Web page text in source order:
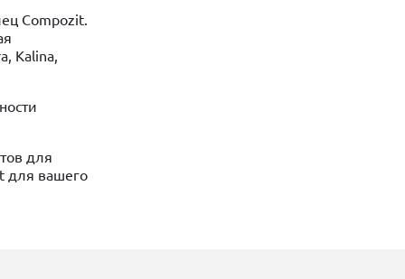
Compozit.
Kalina,
для
для вашего